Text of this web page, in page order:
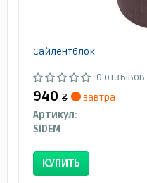
Сайлентблок
0 отзывов
940 ₴
завтра
Артикул:
SIDEM
КУПИТЬ